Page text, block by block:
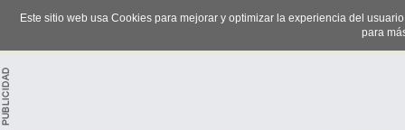
Este sitio web usa Cookies para mejorar y optimizar la experiencia del
para